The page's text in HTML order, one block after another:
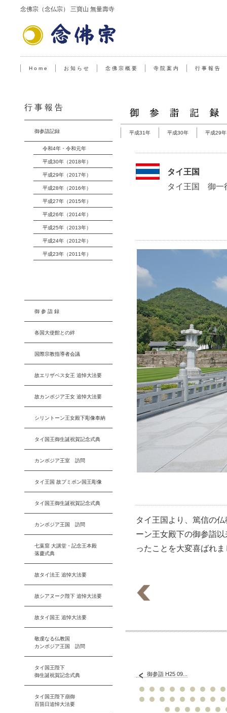
念佛宗（念仏宗） 三寶山 無量壽寺
H o m e お 知 ら せ 念 佛 宗 概 要 寺 院 案 内 行 事 報 告
平成31年 平成30年 平成29年
タイ王国
タイ王国 御
タイ王国より、篤信の
ーン王女殿下の御参詣
ったことを大変喜ばれ
御参詣 H25 09...
行 事 報 告
御参詣記録
令和4年・令和元年
平成30年（2018年）
平成29年（2017年）
平成28年（2016年）
平成27年（2015年）
平成26年（2014年）
平成25年（2013年）
平成24年（2012年）
平成23年（2011年）
御 参 詣 録
各国大使館との絆
国際宗教指導者会議
故エリザベス女王 追悼大法要
故カンボジア王女 追悼大法要
シリントーン王女殿下彫像奉納
タイ国王御生誕祝賀記念式典
カンボジア王室 訪問
タイ王国 故プミポン国王彫像
タイ国王御生誕祝賀記念式典
カンボジア王国 訪問
七葉窟 大講堂・記念王本殿
落慶式典
故タイ法王 追悼大法要
故シアヌーク陛下 追悼大法要
故タイ国王 追悼大法要
敬虔なる仏教国
カンボジア王国 訪問
タイ国王陛下
御生誕祝賀記念式典
タイ国王陛下崩御
百箇日追悼大法要